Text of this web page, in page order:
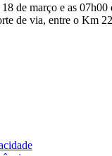
de março e as
de via, entre o Km